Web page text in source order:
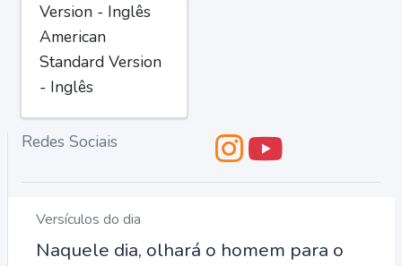
Version - Inglês
American
Standard Version
- Inglês
Redes Sociais
Versículos do dia
Naquele dia, olhará o homem para o